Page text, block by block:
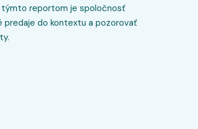
týmto reportom je spoločnosť
predaje do kontextu a pozorovať